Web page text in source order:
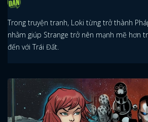
Trong truyện tranh, Loki từng trở thành
nhằm giúp Strange trở nên mạnh mẽ hơn
đến với Trái Đất.